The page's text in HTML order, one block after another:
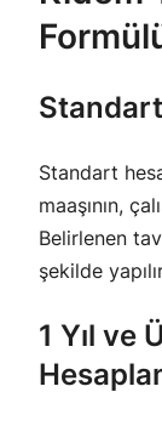
Standart
maaşının,
Belirlenen
şekilde
1 Yıl ve